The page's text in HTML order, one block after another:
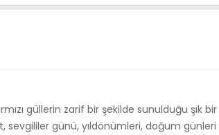
güllerin zarif bir şekilde sunulduğu şık
sevgililer günü, yıldönümleri, doğum